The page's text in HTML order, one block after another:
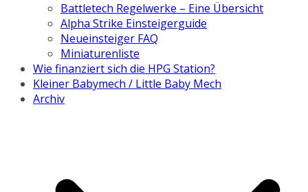
Battletech Regelwerke – Eine Übersicht
Alpha Strike Einsteigerguide
Neueinsteiger FAQ
Miniaturenliste
Wie finanziert sich die HPG Station?
Kleiner Babymech / Little Baby Mech
Archiv